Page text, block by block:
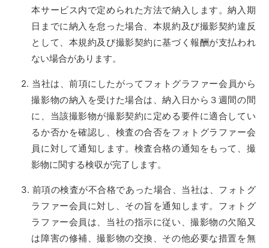
本サービス内で定められた方法で納入します。納入期
日までに納入を怠った場合、本規約及び撮影契約違反
として、本規約及び撮影契約に基づく報酬が支払われ
ない場合があります。
当社は、前項にしたがってフォトグラファー会員から
撮影物の納入を受けた場合は、納入日から３週間の間
に、当該撮影物が撮影契約に定める要件に適合してい
るか否かを確認し、検査の合否をフォトグラファー会
員に対して通知します。検査合格の通知をもって、撮
影物に関する検収が完了します。
前項の検査が不合格であった場合、当社は、フォトグ
ラファー会員に対し、その旨を通知します。フォトグ
ラファー会員は、当社の指示に従い、撮影物の欠陥又
は障害の修補、撮影物の交換、その他必要な措置を無